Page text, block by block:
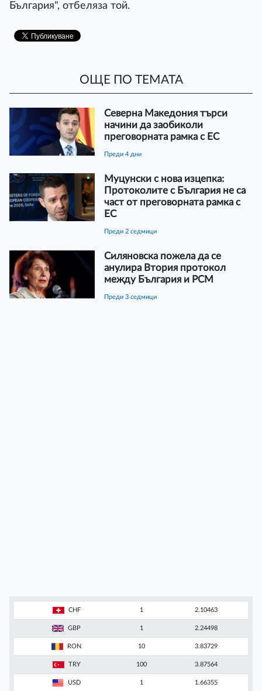
България", отбеляза той.
ОЩЕ ПО ТЕМАТА
Северна Македония търси
начини да заобиколи
преговорната рамка с ЕС
преди 4 дни
Муцунски с нова изцепка:
Протоколите с България не са
част от преговорната рамка с
ЕС
преди 2 седмици
Силяновска пожела да се
анулира Втория протокол
между България и РСМ
преди 3 седмици
CHF 1 2.10463
GBP 1 2.24498
RON 10 3.83729
TRY 100 3.87564
USD 1 1.66355